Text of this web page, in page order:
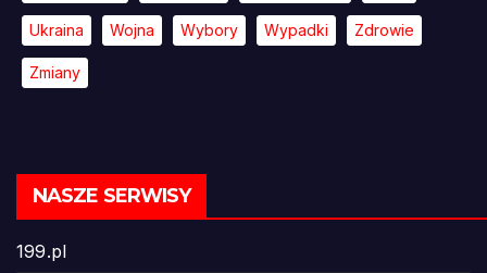
Ukraina Wojna Wybory Wypadki Zdrowie
Zmiany
NASZE SERWISY
199.pl